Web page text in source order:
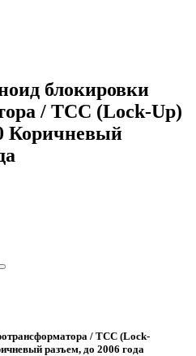
блокировки
/ TCC (Lock-Up)
Коричневый
/ TCC (Lock-
разъем, до 2006 года